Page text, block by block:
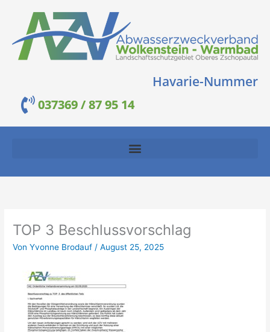
springen
Havarie-Nummer
037369 / 87 95 14
TOP 3 Beschlussvorschlag
VonYvonne Brodauf /August 25, 2025